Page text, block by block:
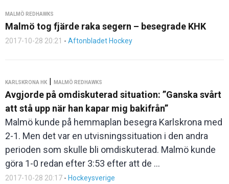
MALMÖ REDHAWKS
Malmö tog fjärde raka segern – besegrade KHK
2017-10-28 20:21 - Aftonbladet Hockey
KARLSKRONA HK | MALMÖ REDHAWKS
Avgjorde på omdiskuterad situation: ”Ganska svårt
att stå upp när han kapar mig bakifrån”
Malmö kunde på hemmaplan besegra Karlskrona med
2-1. Men det var en utvisningssituation i den andra
perioden som skulle bli omdiskuterad. Malmö kunde
göra 1-0 redan efter 3:53 efter att de ...
2017-10-28 20:17 - Hockeysverige